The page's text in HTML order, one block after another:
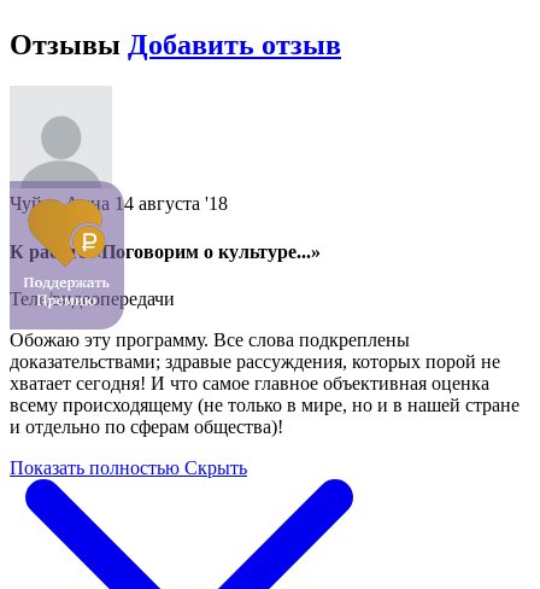
Отзывы Добавить отзыв
Чуйко Анна 14 августа '18
К работе «Поговорим о культуре...»
Теле/видеопередачи
Обожаю эту программу. Все слова подкреплены
доказательствами; здравые рассуждения, которых порой не
хватает сегодня! И что самое главное объективная оценка
всему происходящему (не только в мире, но и в нашей стране
и отдельно по сферам общества)!
Показать полностью Скрыть